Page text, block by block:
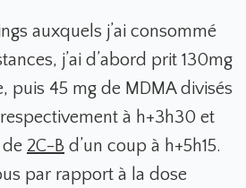
auxquels j’ai consommé
j’ai d’abord prit 130mg
puis 45 mg de MDMA divisés
à h+3h30 et
2C-B d’un coup à h+5h15.
par rapport à la dose